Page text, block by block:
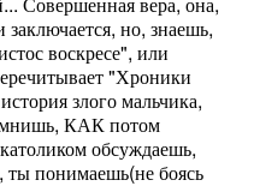
но, знаешь,
воскресе", или
"Хроники
злого мальчика,
КАК потом
обсуждаешь,
ты понимаешь(не боясь